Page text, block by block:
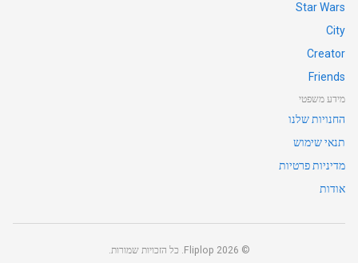
Star Wars
City
Creator
Friends
מידע משפטי
החנויות שלנו
תנאי שימוש
מדיניות פרטיות
אודות
©
2026